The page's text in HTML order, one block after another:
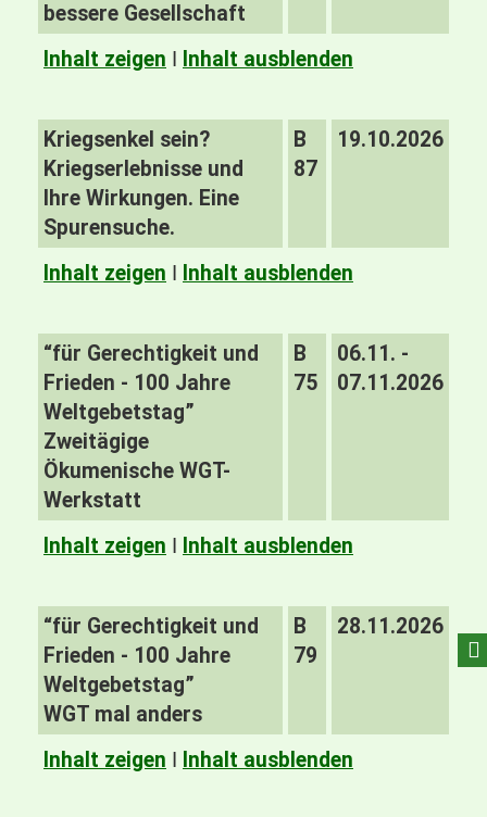
bessere Gesellschaft
Inhalt zeigen I Inhalt ausblenden
Kriegsenkel sein?
Kriegserlebnisse und
Ihre Wirkungen. Eine
Spurensuche.
B
87
19.10.2026
Inhalt zeigen I Inhalt ausblenden
“für Gerechtigkeit und
Frieden - 100 Jahre
Weltgebetstag”
Zweitägige
Ökumenische WGT-
Werkstatt
B
75
06.11. -
07.11.2026
Inhalt zeigen I Inhalt ausblenden
“für Gerechtigkeit und
Frieden - 100 Jahre
Weltgebetstag”
WGT mal anders
B
79
28.11.2026
Inhalt zeigen I Inhalt ausblenden